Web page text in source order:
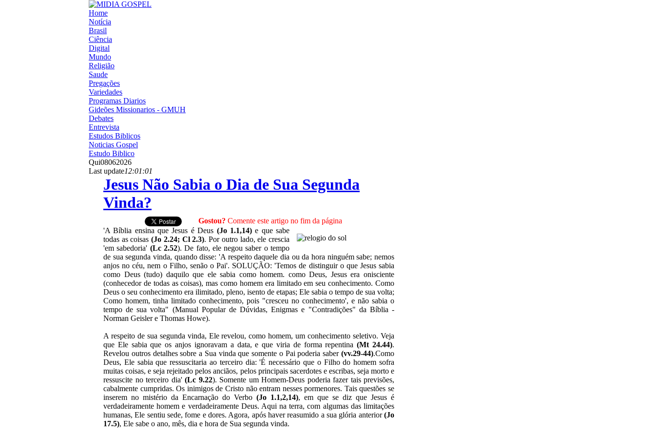
Home
Notícia
Brasil
Ciência
Digital
Mundo
Religião
Saude
Pregações
Variedades
Programas Diarios
Gideões Missionarios - GMUH
Debates
Entrevista
Estudos Biblicos
Noticias Gospel
Estudo Biblico
Qui08062026
Last update12:01:01
Jesus Não Sabia o Dia de Sua Segunda
Vinda?
Gostou? Comente este artigo no fim da página
'A Bíblia ensina que Jesus é Deus (Jo 1.1,14)e que sabe
todas as coisas(Jo 2.24; Cl 2.3). Por outro lado, ele crescia
'em sabedoria' (Lc 2.52). De fato, ele negou saber o tempo
de sua segunda vinda, quando disse: 'A respeito daquele dia ou da hora ninguém sabe; nemos
anjos no céu, nem o Filho, senão o Pai'. SOLUÇÃO: 'Temos de distinguir o que Jesus sabia
como Deus (tudo) daquilo que ele sabia como homem. como Deus, Jesus era onisciente
(conhecedor de todas as coisas), mas como homem era limitado em seu conhecimento. Como
Deus o seu conhecimento era ilimitado, pleno, isento de etapas; Ele sabia o tempo de sua volta;
Como homem, tinha limitado conhecimento, pois "cresceu no conhecimento', e não sabia o
tempo de sua volta" (Manual Popular de Dúvidas, Enigmas e "Contradições" da Bíblia -
Norman Geisler e Thomas Howe).
A respeito de sua segunda vinda, Ele revelou, como homem, um conhecimento seletivo. Veja
que Ele sabia que os anjos ignoravam a data, e que viria de forma repentina(Mt 24.44).
Revelou outros detalhes sobre a Sua vinda que somente o Pai poderia saber (vv.29-44).Como
Deus, Ele sabia que ressuscitaria ao terceiro dia: 'É necessário que o Filho do homem sofra
muitas coisas, e seja rejeitado pelos anciãos, pelos principais sacerdotes e escribas, seja morto e
ressuscite no terceiro dia' (Lc 9.22). Somente um Homem-Deus poderia fazer tais previsões,
cabalmente cumpridas. Os inimigos de Cristo não entram nesses pormenores. Tais questões se
inserem no mistério da Encarnação do Verbo (Jo 1.1,2,14), em que se diz que Jesus é
verdadeiramente homem e verdadeiramente Deus. Aqui na terra, com algumas das limitações
humanas, Ele sentiu sede, fome e dores. Agora, após haver reasumido a sua glória anterior(Jo
17.5), Ele sabe o ano, mês, dia e hora de Sua segunda vinda.